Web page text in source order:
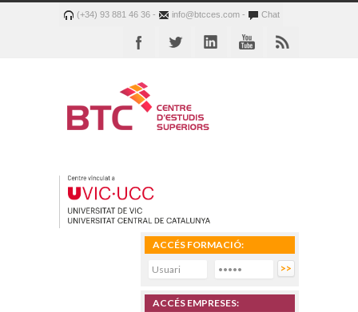
(+34) 93 881 46 36 - info@btcces.com - Chat
ACCÉS FORMACIÓ:
ACCÉS EMPRESES: